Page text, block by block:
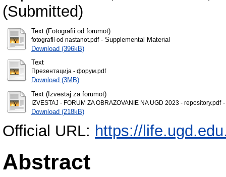
(Submitted)
Text (Fotografii od forumot)
fotografii od nastanot.pdf- Supplemental Material
Download (396kB)
Text
Презентација - форум.pdf
Download (3MB)
Text (Izvestaj za forumot)
IZVESTAJ - FORUM ZA OBRAZOVANIE NA UGD 2023 - repository.pdf-
Download (218kB)
Official URL: https://
Abstract